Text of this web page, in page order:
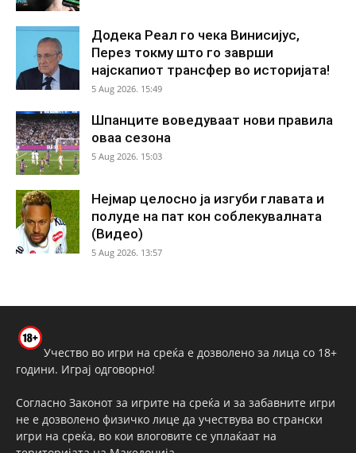
Додека Реал го чека Винисијус,
Перез токму што го заврши
најскапиот трансфер во историјата!
5 Aug 2026. 15:49
Шпанците воведуваат нови правила
оваа сезона
5 Aug 2026. 15:03
Нејмар целосно ја изгуби главата и
полуде на пат кон соблекувалната
(Видео)
5 Aug 2026. 13:57
Учество во игри на среќа е дозволено за лица со 18+
години. Играј одговорно!
Согласно Законот за игрите на среќа и за забавните игри
не е дозволено физичко лице да учествува во странски
игри на среќа, во кои влоговите се уплаќаат на